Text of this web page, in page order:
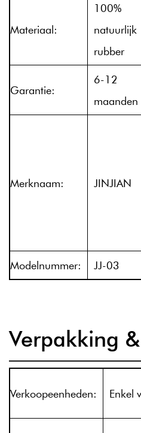
Materiaal:
100%
natuurlijk
rubber
Garantie:
6-12
maanden
Merknaam: JINJIAN
Modelnummer: JJ-03
Verpakking
Verkoopeenheden: Enkel